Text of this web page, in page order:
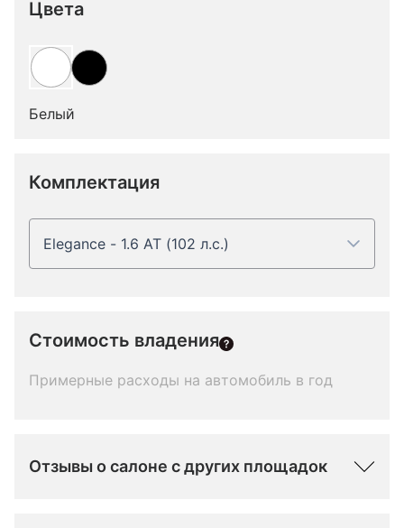
Цвета
Белый
Комплектация
Elegance - 1.6 AT (102 л.с.)
Стоимость владения
Примерные расходы на автомобиль в год
Отзывы о салоне с других площадок